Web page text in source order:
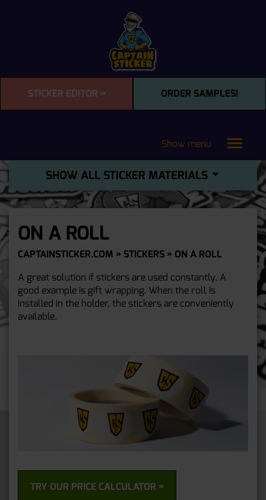
STICKER EDITOR » ORDER SAMPLES!
Toggle
Show menu
SHOW ALL STICKER MATERIALS
ON A ROLL
CAPTAINSTICKER.COM » STICKERS » ON A ROLL
A great solution if stickers are used constantly. A
good example is gift wrapping. When the roll is
installed in the holder, the stickers are conveniently
available.
TRY OUR PRICE CALCULATOR »